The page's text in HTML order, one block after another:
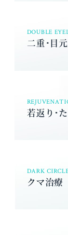
DOUBLE
二重･目
若返り･
DARK
クマ治療